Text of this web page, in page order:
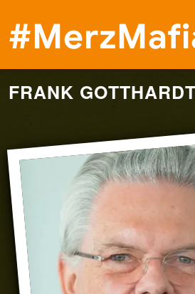
Boykott
FRANK GOTTHARDT